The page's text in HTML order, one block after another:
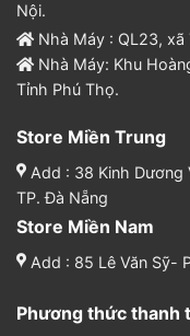
Nội.
Nhà Máy : QL23, xã
Nhà Máy: Khu
Tỉnh Phú Thọ.
Store Miền Trung
Add : 38 Kinh Dương
TP. Đà Nẵng
Store Miền Nam
Add : 85 Lê Văn Sỹ-
Phương thức thanh